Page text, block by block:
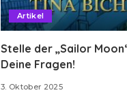
Artikel
Stelle der „Sailor
Deine Fragen!
3. Oktober 2025